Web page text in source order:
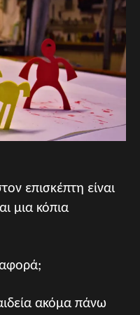
επισκέπτη είναι
μια κόπια
ακόμα πάνω